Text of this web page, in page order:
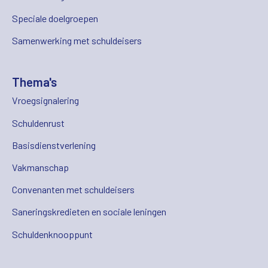
Speciale doelgroepen
Samenwerking met schuldeisers
Thema's
Vroegsignalering
Schuldenrust
Basisdienstverlening
Vakmanschap
Convenanten met schuldeisers
Saneringskredieten en sociale leningen
Schuldenknooppunt